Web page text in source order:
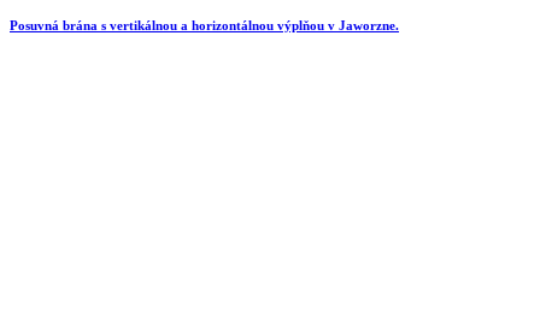
Posuvná brána s vertikálnou a horizontálnou výplňou v Jaworzne.